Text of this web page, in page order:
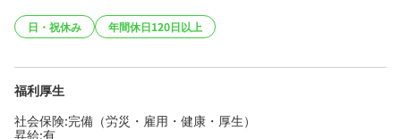
日・祝休み 年間休日120日以上
福利厚生
社会保険:完備（労災・雇用・健康・厚生）
昇給:有